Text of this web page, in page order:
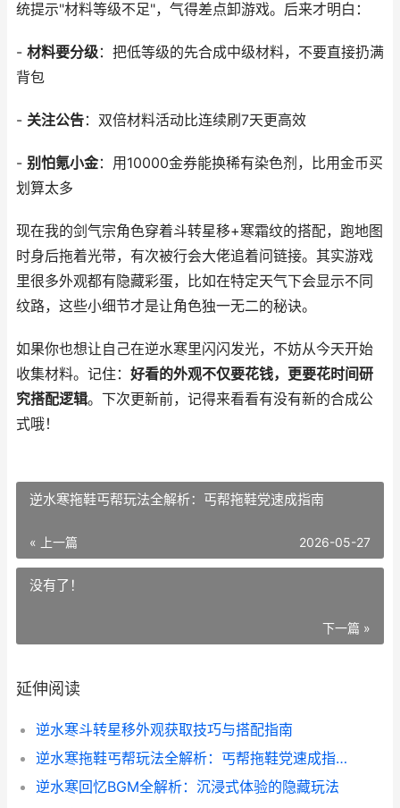
统提示"材料等级不足"，气得差点卸游戏。后来才明白：
- 材料要分级：把低等级的先合成中级材料，不要直接扔满
背包
- 关注公告：双倍材料活动比连续刷7天更高效
- 别怕氪小金：用10000金券能换稀有染色剂，比用金币买
划算太多
现在我的剑气宗角色穿着斗转星移+寒霜纹的搭配，跑地图
时身后拖着光带，有次被行会大佬追着问链接。其实游戏
里很多外观都有隐藏彩蛋，比如在特定天气下会显示不同
纹路，这些小细节才是让角色独一无二的秘诀。
如果你也想让自己在逆水寒里闪闪发光，不妨从今天开始
收集材料。记住： 好看的外观不仅要花钱，更要花时间研
究搭配逻辑。下次更新前，记得来看看有没有新的合成公
式哦！
逆水寒拖鞋丐帮玩法全解析：丐帮拖鞋党速成指南
« 上一篇 2026-05-27
没有了！
下一篇 »
延伸阅读
逆水寒斗转星移外观获取技巧与搭配指南
逆水寒拖鞋丐帮玩法全解析：丐帮拖鞋党速成指南
逆水寒回忆BGM全解析：沉浸式体验的隐藏玩法